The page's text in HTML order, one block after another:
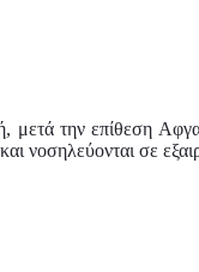
μετά την επίθεση
νοσηλεύονται σε